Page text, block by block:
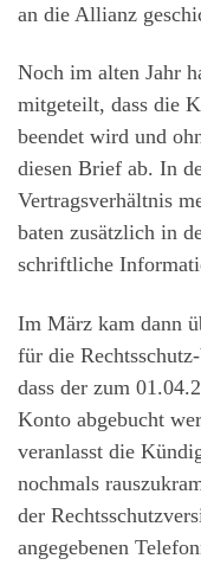
an die Allianz
Noch im alten Jahr
mitgeteilt, dass die
beendet wird und
diesen Brief ab. In
Vertragsverhältnis
baten zusätzlich in
schriftliche
Im März kam dann
für die
dass der zum
Konto abgebucht
veranlasst die
nochmals
der
angegebenen